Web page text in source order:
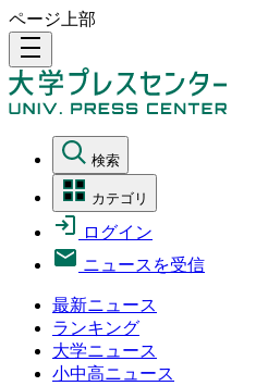
ページ上部
density_medium
検索
カテゴリ
ログイン
ニュースを受信
最新ニュース
ランキング
大学ニュース
小中高ニュース